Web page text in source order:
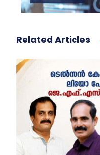
Related Articles